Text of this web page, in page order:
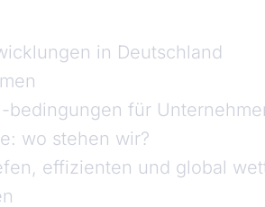
in Deutschland
bedingungen für
wo stehen wir?
effizienten und global